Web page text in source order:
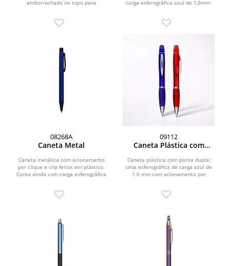
emborrachado no topo para
carga esferográfica azul de 1,0mm.
08268A
Caneta Metal
Caneta metálica com acionamento
por clique e clip feitos em plástico.
Conta ainda com carga esferográfica
09112
Caneta Plástica com
Caneta plástica com ponta dupla:
uma esferográfica de carga azul de
1.0 mm com acionamento por